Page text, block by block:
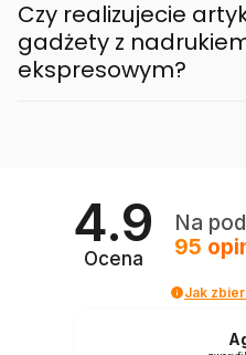
Czy realizujecie
gadżety z
ekspresowym?
4.9
Ocena
Na
95
Jak